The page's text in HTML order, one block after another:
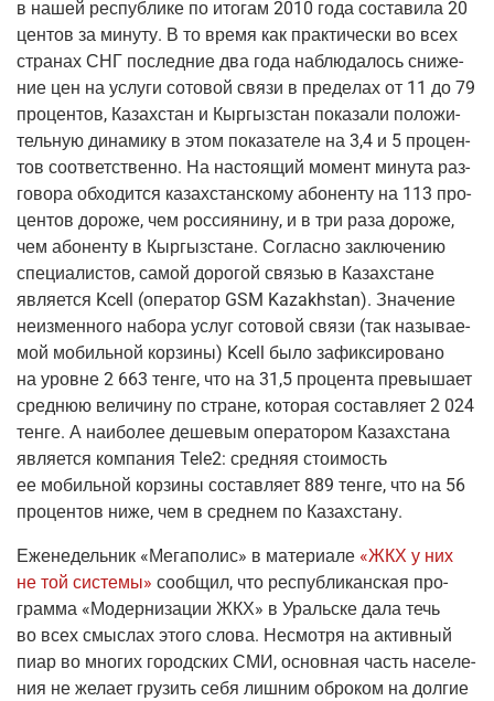
в нашей рес­пуб­ли­ке по ито­гам 2010 года соста­ви­ла 20
цен­тов за мину­ту. В то вре­мя как прак­ти­че­ски во всех
стра­нах СНГ послед­ние два года наблю­да­лось сни­же­
ние цен на услу­ги сото­вой свя­зи в пре­де­лах от 11 до 79
про­цен­тов, Казах­стан и Кыр­гыз­стан пока­за­ли поло­жи­
тель­ную дина­ми­ку в этом пока­за­те­ле на 3,4 и 5 про­цен­
тов соот­вет­ствен­но. На насто­я­щий момент мину­та раз­
го­во­ра обхо­дит­ся казах­стан­ско­му або­нен­ту на 113 про­
цен­тов доро­же, чем рос­си­я­ни­ну, и в три раза доро­же,
чем або­нен­ту в Кыр­гыз­стане. Соглас­но заклю­че­нию
спе­ци­а­ли­стов, самой доро­гой свя­зью в Казах­стане
явля­ет­ся Kcell
(опе­ра­тор GSM Kazakhstan). Зна­че­ние
неиз­мен­но­го набо­ра услуг сото­вой свя­зи (так назы­ва­е­
мой мобиль­ной кор­зи­ны) Kcell было зафик­си­ро­ва­но
на уровне 2 663 тен­ге, что на 31,5 про­цен­та пре­вы­ша­ет
сред­нюю вели­чи­ну по стране, кото­рая состав­ля­ет 2 024
тен­ге. А наи­бо­лее деше­вым опе­ра­то­ром Казах­ста­на
явля­ет­ся ком­па­ния Tele2: сред­няя сто­и­мость
ее мобиль­ной кор­зи­ны состав­ля­ет 889 тен­ге, что на 56
про­цен­тов ниже, чем в сред­нем по Казахстану.
Еже­не­дель­ник «Мега­по­лис» в мате­ри­а­ле «ЖКХ у них
не той систе­мы» сооб­щил, что рес­пуб­ли­кан­ская про­
грам­ма «Модер­ни­за­ции ЖКХ» в Ураль­ске дала течь
во всех смыс­лах это­го сло­ва. Несмот­ря на актив­ный
пиар во мно­гих город­ских СМИ, основ­ная часть насе­ле­
ния не жела­ет гру­зить себя лиш­ним обро­ком на дол­гие